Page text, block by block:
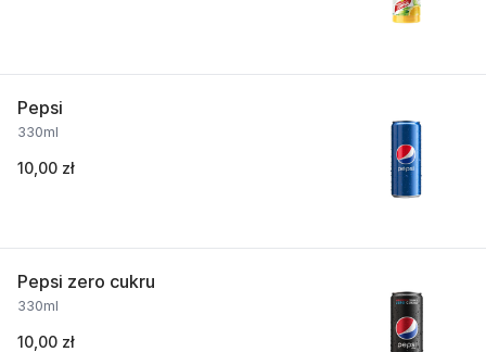
Pepsi
330ml
10,00 zł
Pepsi zero cukru
330ml
10,00 zł